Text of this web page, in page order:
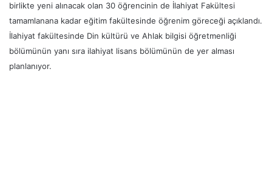
birlikte yeni alınacak olan 30 öğrencinin de İlahiyat Fakültesi
tamamlanana kadar eğitim fakültesinde öğrenim göreceği açıklandı.
İlahiyat fakültesinde Din kültürü ve Ahlak bilgisi öğretmenliği
bölümünün yanı sıra ilahiyat lisans bölümünün de yer alması
planlanıyor.